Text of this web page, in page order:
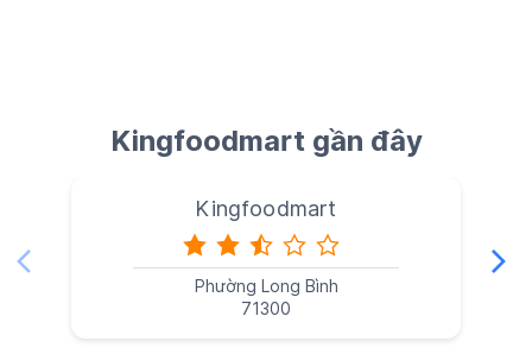
Kingfoodmart gần đây
Kingfoodmart
Phường Long Bình
71300